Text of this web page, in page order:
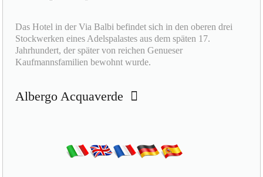
Das Hotel in der Via Balbi befindet sich in den oberen drei
Stockwerken eines Adelspalastes aus dem späten 17.
Jahrhundert, der später von reichen Genueser
Kaufmannsfamilien bewohnt wurde.
Albergo Acquaverde